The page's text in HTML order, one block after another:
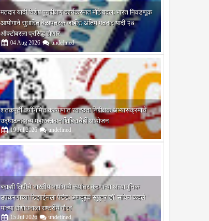
मतदार यादी विशेष पुनरीक्षण कार्यक्रमात मोठे बदल; भारत निवडणूक
आयोगाने सुधारित वेळापत्रक जाहीर; अंतिम मतदार यादी २७
ऑक्टोबरला प्रसिद्ध होणार
04 Aug 2026 undefined
शतकपूर्ती वर्षानिमित्त कल्याणात स्वच्छता निरीक्षक अभ्यासक्रमाचे
उद्घाटन; भव्य महारक्तदान शिबिराचेही आयोजन
19 Jul 2026 undefined
ब्राह्मी लिपीचे भारतीय भाषांमध्ये रूपांतर करणाऱ्या अत्याधुनिक
उपकरणाच्या डिझाईनला पेटंट; अणदूरचे सुपुत्र डॉ. सचिन कंदले
यांच्या संशोधनाला राष्ट्रीय गौरव
15 Jul 2026 undefined